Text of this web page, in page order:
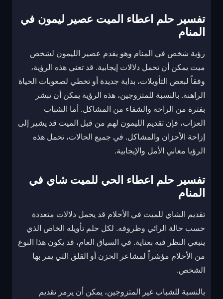
تفسير حلم اعطاء الميت عصير ليمون في
المنام
رؤية شخص في المنام وهو يقدم عصير الليمون لشخص
ميت يمكن أن تحمل دلالات إيجابية. قد تعني هذه الرؤية،
وفقاً لبعض التأويلات، بداية جديدة أو تخطي لصعوبات الحياة
الراهنة. بالنسبة للمتزوجين، هذه الرؤية يمكن أن تبشر
بفترة من الراحة والشفاء من المشاكل. أما الشباب
العزاب، فإن تقديم الليمون لهم من قبل الميت قد يشير إلى
إزاحة الأحزان والمشاكل. في جميع الحالات، تحمل هذه
الرؤيا معاني الأمل والإيجابية.
تفسير حلم اعطاء الحي للميت شاي في
المنام
تقديم الشاي للميت في الأحلام قد يحمل دلالات متعددة
حسب حالة الرائي وظروفه. لكل حلم تأويله الخاص الذي
ينبغي النظر فيه بعناية. في السياق العام، قد يكون هذا النوع
من الأحلام مؤشراً لمشاعر الحزن أو القلق التي يمر بها
الشخص.
بالنسبة للشباب غير المتزوجين، يمكن أن يرمز تقديم